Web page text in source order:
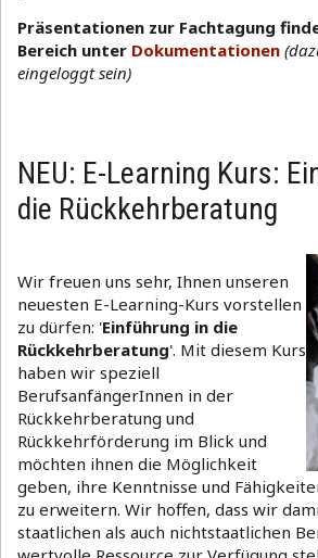
Präsentationen zur Fachtagung
Bereich unter Dokumentationen
eingeloggt sein)
NEU: E-Learning Kurs:
die Rückkehrberatung
Wir freuen uns sehr, Ihnen unseren
neuesten E-Learning-Kurs vorstellen
zu dürfen: 'Einführung in die
Rückkehrberatung'. Mit diesem Kurs
haben wir speziell
BerufsanfängerInnen in der
Rückkehrberatung und
Rückkehrförderung im Blick und
möchten ihnen die Möglichkeit
geben, ihre Kenntnisse und
zu erweitern. Wir hoffen, dass wir
staatlichen als auch nichtstaatlichen